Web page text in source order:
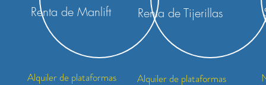
Renta de Manlift Renta de Tijerillas
Alquiler de plataformas
Alquiler de plataformas